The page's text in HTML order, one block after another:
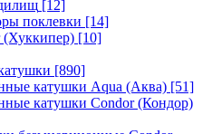
[12]
поклевки [14]
(Хуккипер) [10]
[890]
катушки Aqua (Аква) [51]
катушки Condor (Кондор)